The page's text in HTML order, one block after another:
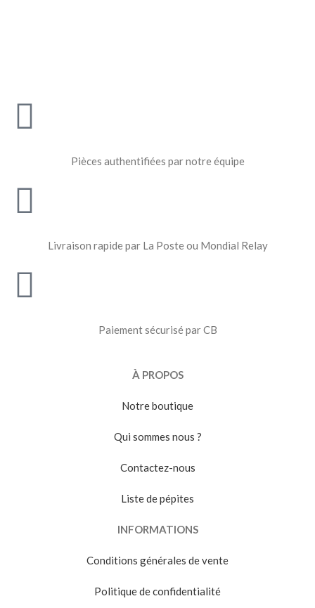
Pièces authentifiées par notre équipe
Livraison rapide par La Poste ou Mondial Relay
Paiement sécurisé par CB
À PROPOS
Notre boutique
Qui sommes nous ?
Contactez-nous
Liste de pépites
INFORMATIONS
Conditions générales de vente
Politique de confidentialité